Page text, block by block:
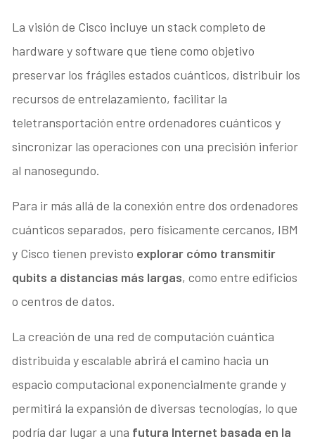
La visión de Cisco incluye un stack completo de
hardware y software que tiene como objetivo
preservar los frágiles estados cuánticos, distribuir los
recursos de entrelazamiento, facilitar la
teletransportación entre ordenadores cuánticos y
sincronizar las operaciones con una precisión inferior
al nanosegundo.
Para ir más allá de la conexión entre dos ordenadores
cuánticos separados, pero físicamente cercanos, IBM
y Cisco tienen previsto explorar cómo transmitir
qubits a distancias más largas, como entre edificios
o centros de datos.
La creación de una red de computación cuántica
distribuida y escalable abrirá el camino hacia un
espacio computacional exponencialmente grande y
permitirá la expansión de diversas tecnologías, lo que
podría dar lugar a una futura Internet basada en la